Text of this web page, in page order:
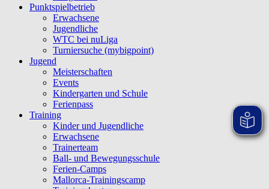
Punktspielbetrieb
Erwachsene
Jugendliche
WTC bei nuLiga
Turniersuche (mybigpoint)
Jugend
Meisterschaften
Events
Kindergarten und Schule
Ferienpass
Training
Kinder und Jugendliche
Erwachsene
Trainerteam
Ball- und Bewegungsschule
Ferien-Camps
Mallorca-Trainingscamp